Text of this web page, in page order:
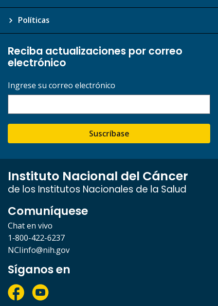
Políticas
Reciba actualizaciones por correo
electrónico
Ingrese su correo electrónico
Suscríbase
Instituto Nacional del Cáncer
de los Institutos Nacionales de la Salud
Comuníquese
Chat en vivo
1-800-422-6237
NCIinfo@nih.gov
Síganos en